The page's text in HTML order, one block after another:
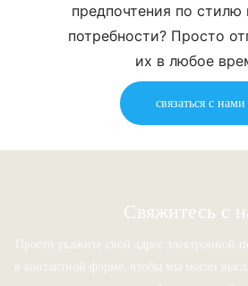
предпочтения по
потребности? Просто
их в любое
связаться с нами
Свяжитесь с
Просто укажите свой адрес электронной
в контактной форме, чтобы мы могли